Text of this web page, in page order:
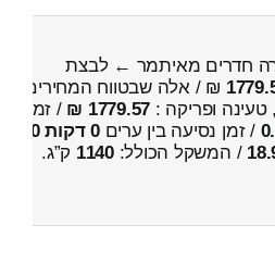
חדרים מאיתמר ← לבצת
₪ / אלה שבטווח המחירים
ופריקה : 1779.57 ₪ / זמן :
/ זמן נסיעה בין ערים0 דקות 0 שניות
/ המשקל הכולל:1140 ק”ג.